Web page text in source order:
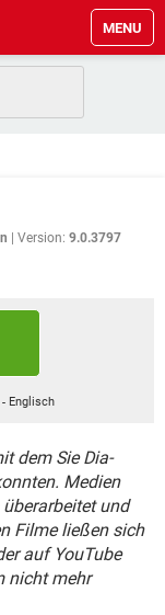
MENU
Version: 9.0.3797
- Englisch
dem Sie Dia-
Medien
und
Filme ließen sich
auf YouTube
nicht mehr